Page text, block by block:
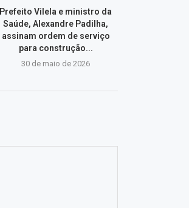
Prefeito Vilela e ministro da
Saúde, Alexandre Padilha,
assinam ordem de serviço
para construção...
30 de maio de 2026